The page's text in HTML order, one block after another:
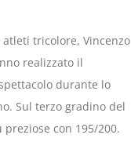
tricolore, Vincenzo
realizzato il
durante lo
Sul terzo gradino del
con 195/200.